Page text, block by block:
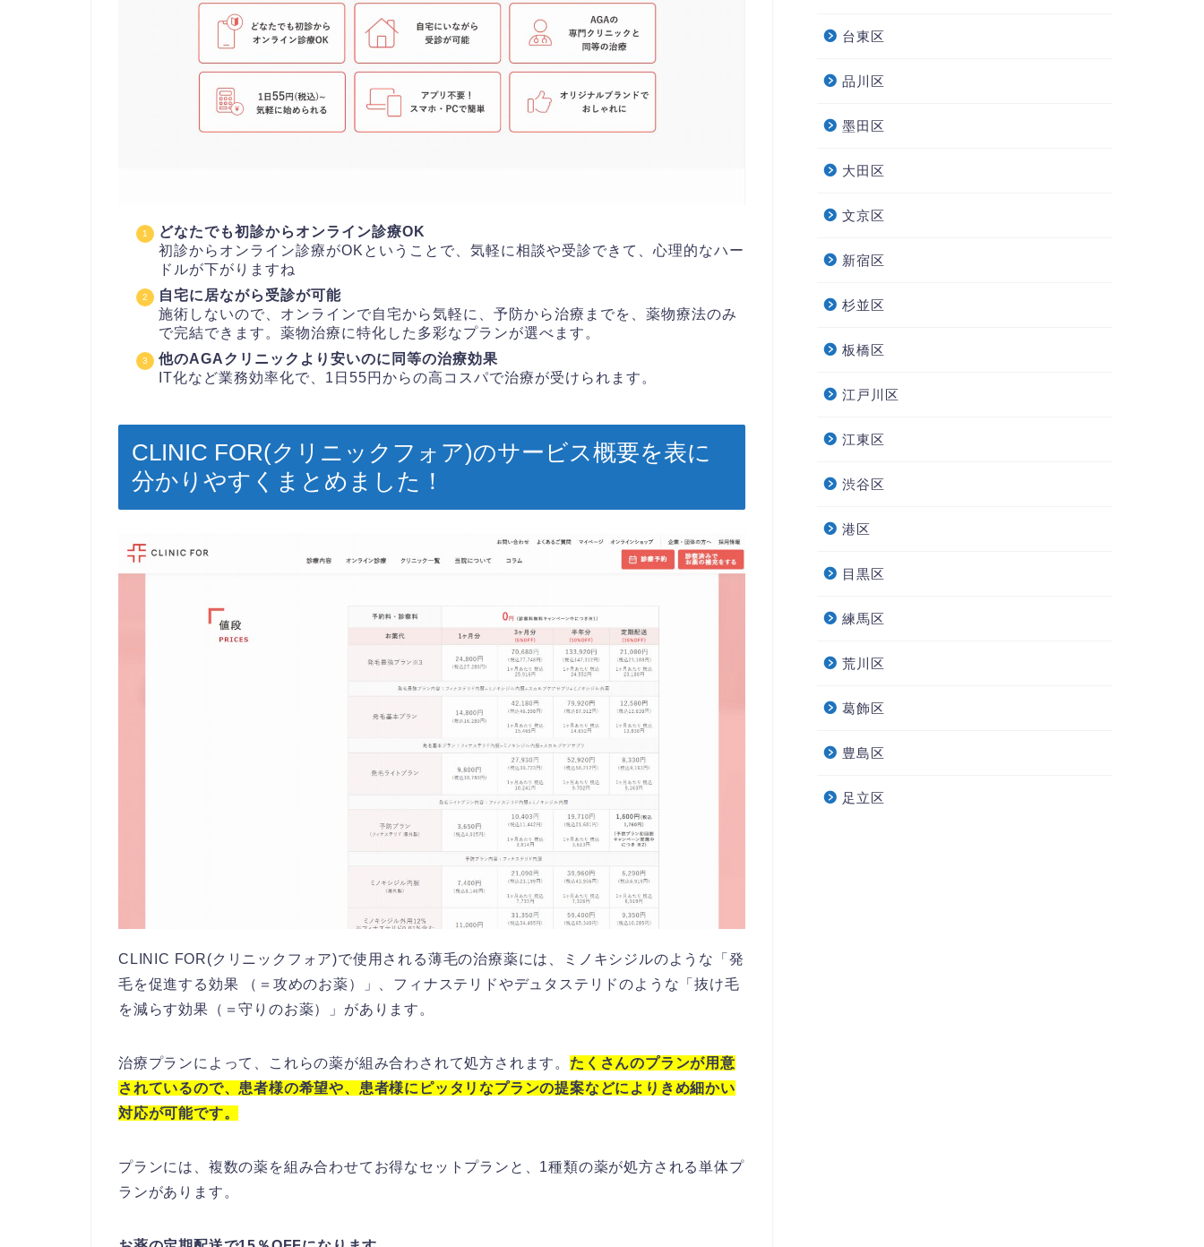
どなたでも初診からオンライン診療OK
初診からオンライン診療がOKということで、気軽に相談や受診できて、心理的なハー
ドルが下がりますね
自宅に居ながら受診が可能
施術しないので、オンラインで自宅から気軽に、予防から治療までを、薬物療法のみ
で完結できます。薬物治療に特化した多彩なプランが選べます。
他のAGAクリニックより安いのに同等の治療効果
IT化など業務効率化で、1日55円からの高コスパで治療が受けられます。
CLINIC FOR(クリニックフォア)のサービス概要を表に
分かりやすくまとめました！
CLINIC FOR(クリニックフォア)で使用される薄毛の治療薬には、ミノキシジルのような「発
毛を促進する効果 （＝攻めのお薬）」、フィナステリドやデュタステリドのような「抜け毛
を減らす効果（＝守りのお薬）」があります。
治療プランによって、これらの薬が組み合わされて処方されます。 たくさんのプランが用意
されているので、患者様の希望や、患者様にピッタリなプランの提案などによりきめ細かい
対応が可能です。
プランには、複数の薬を組み合わせてお得なセットプランと、1種類の薬が処方される単体プ
ランがあります。
台東区
品川区
墨田区
大田区
文京区
新宿区
杉並区
板橋区
江戸川区
江東区
渋谷区
港区
目黒区
練馬区
荒川区
葛飾区
豊島区
足立区